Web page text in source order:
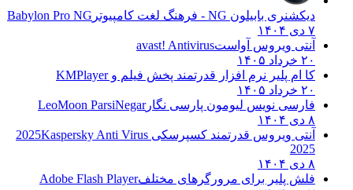
دیکشنری بابیلون NG - فرهنگ لغت کامپیوتر
Babylon Pro NG
آنتی ویروس آواست avast! Antivirus
کا ام پلیر نرم افزار قدرتمند پخش فیلم و KMPlayer
فارسی نویس لیومون پارسی نگارLeoMoon ParsiNegar
آنتی ویروس قدرتمند کسپرسکی 2025Kaspersky Anti Virus
فلش پلیر برای مرورگرهای مختلف Adobe Flash Player